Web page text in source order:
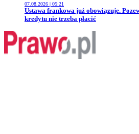
07.08.2026 | 05:21
Przejdź do artykułu:
Ustawa frankowa już obowiązuje.
kredytu nie trzeba płacić